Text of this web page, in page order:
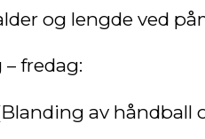
og lengde ved
fredag:
av håndball